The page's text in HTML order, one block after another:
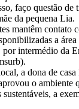
faço questão de
da pequena Lia.
mantêm contato
a
intermédio da
a dona de
o ambiente
a